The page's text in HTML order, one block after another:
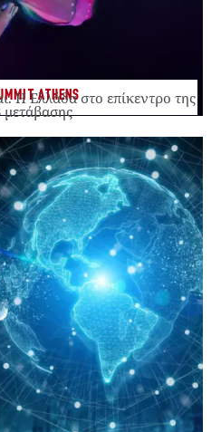
ATHENS
Η Ελλάδα στο επίκεντρο της